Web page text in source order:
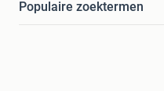
Populaire zoektermen